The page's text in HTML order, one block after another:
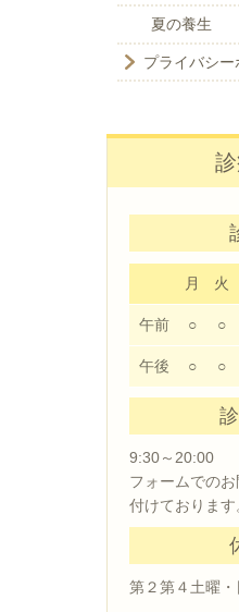
夏の養生
プライバシー
月 火
午前 ○ ○
午後 ○ ○
9:30～20:00
フォームでの
付けております
第２第４土曜・